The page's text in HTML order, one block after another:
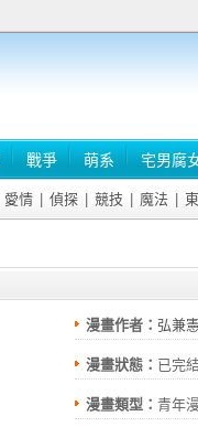
戰爭 萌系 宅男腐
愛情 偵探 競技 魔法
漫畫作者： 弘兼
漫畫狀態： 已完
漫畫類型： 青年